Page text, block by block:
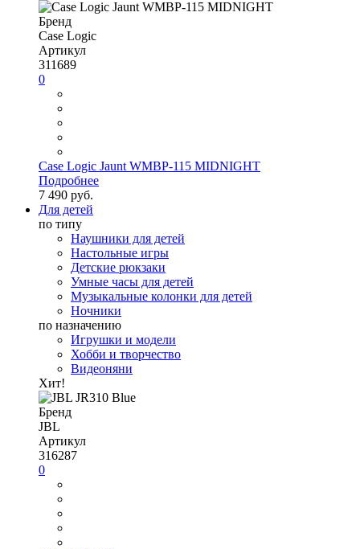
Бренд
Case Logic
Артикул
311689
0
Case Logic Jaunt WMBP-115 MIDNIGHT
Подробнее
7 490 руб.
Для детей
по типу
Наушники для детей
Настольные игры
Детские рюкзаки
Умные часы для детей
Музыкальные колонки для детей
Ночники
по назначению
Игрушки и модели
Хобби и творчество
Видеоняни
Хит!
Бренд
JBL
Артикул
316287
0